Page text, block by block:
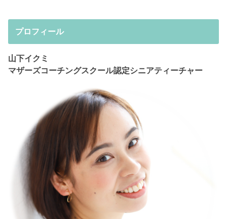
プロフィール
山下イクミ
マザーズコーチングスクール認定シニアティーチャー